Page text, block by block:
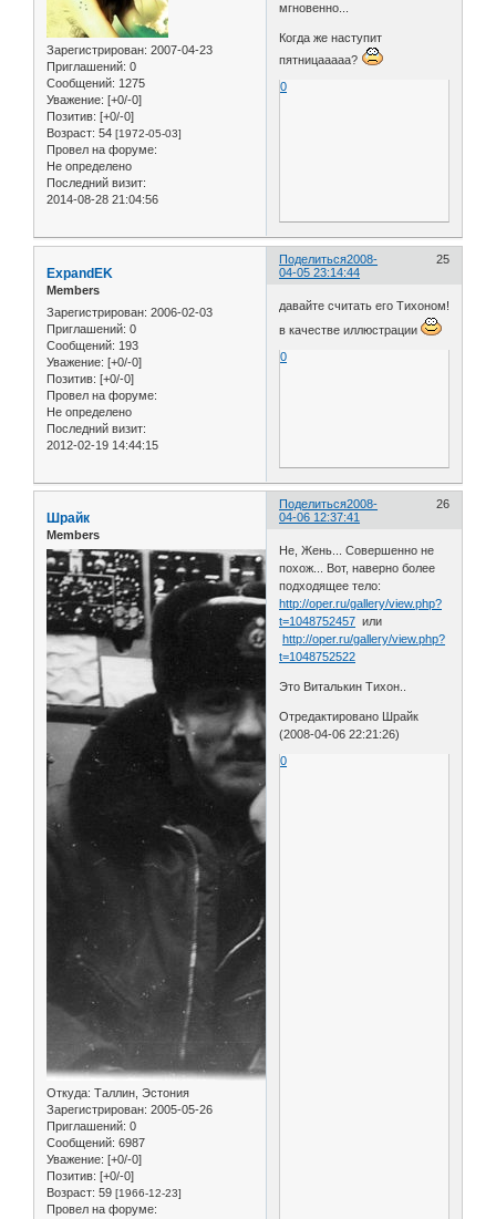
Зарегистрирован: 2007-04-23
Приглашений: 0
Сообщений: 1275
Уважение: [+0/-0]
Позитив: [+0/-0]
Возраст: 54 [1972-05-03]
Провел на форуме:
Не определено
Последний визит:
2014-08-28 21:04:56
мгновенно...
Когда же наступит
пятницааааа?
0
Поделиться 25
2008-
04-05 23:14:44
ExpandEK
Members
Зарегистрирован: 2006-02-03
Приглашений: 0
Сообщений: 193
Уважение: [+0/-0]
Позитив: [+0/-0]
Провел на форуме:
Не определено
Последний визит:
2012-02-19 14:44:15
давайте считать его Тихоном!
в качестве иллюстрации
0
Поделиться 26
2008-
04-06 12:37:41
Шрайк
Members
Откуда: Таллин, Эстония
Зарегистрирован: 2005-05-26
Приглашений: 0
Сообщений: 6987
Уважение: [+0/-0]
Позитив: [+0/-0]
Возраст: 59 [1966-12-23]
Провел на форуме:
Не, Жень... Совершенно не
похож... Вот, наверно более
подходящее тело:
http://oper.ru/gallery/view.php?
t=1048752457 или
http://oper.ru/gallery/view.php?
t=1048752522
Это Виталькин Тихон..
Отредактировано Шрайк
(2008-04-06 22:21:26)
0